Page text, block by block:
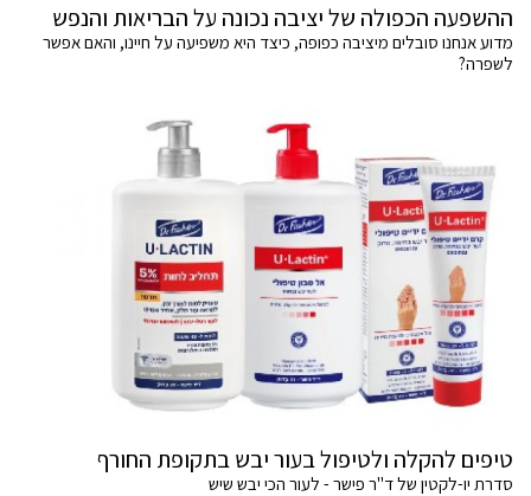
ההשפעה הכפולה של יציבה נכונה על הבריאות והנפש
מדוע אנחנו סובלים מיציבה כפופה, כיצד היא משפיעה על חיינו, והאם אפשר
לשפרה?
טיפים להקלה ולטיפול בעור יבש בתקופת החורף
סדרת יו-לקטין של ד"ר פישר - לעור הכי יבש שיש